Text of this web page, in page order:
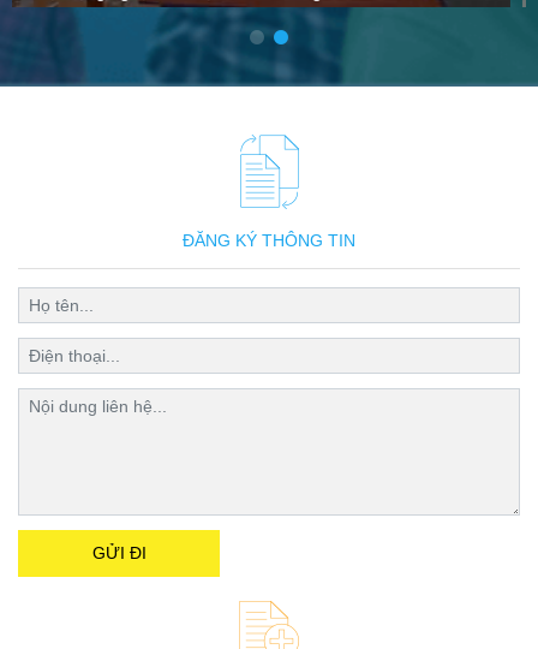
ĐĂNG KÝ THÔNG TIN